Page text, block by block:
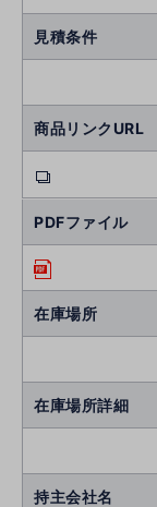
見積条件
商品リンクURL
PDFファイル
在庫場所
在庫場所詳細
持主会社名